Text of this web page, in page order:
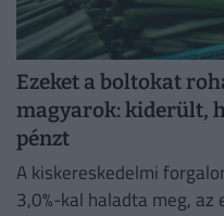
Ezeket a boltokat
magyarok: kiderült,
pénzt
A kiskereskedelmi
3,0%-kal haladta meg, az